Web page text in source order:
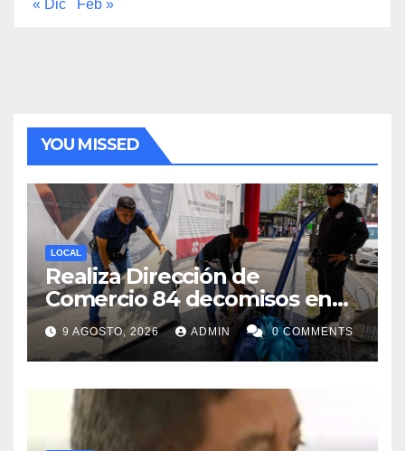
« Dic Feb »
YOU MISSED
LOCAL
Realiza Dirección de
Comercio 84 decomisos en
Centro de Monterrey
9 AGOSTO, 2026 ADMIN 0 COMMENTS